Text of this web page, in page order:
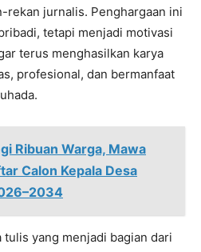
rekan jurnalis. Penghargaan ini
tetapi menjadi motivasi
terus menghasilkan karya
profesional, dan bermanfaat
Ribuan Warga, Mawa
Calon Kepala Desa
yang menjadi bagian dari